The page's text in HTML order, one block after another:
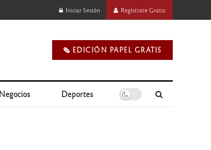
Iniciar Sesión Regístrate Gratis
🗞️ EDICIÓN PAPEL GRATIS
Deportes